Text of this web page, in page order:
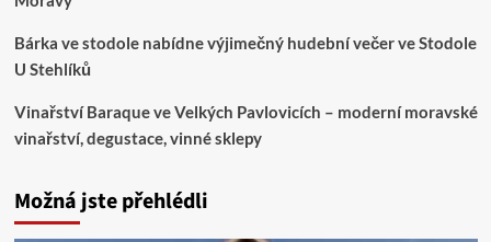
Bárka ve stodole nabídne výjimečný hudební večer ve Stodole
U Stehlíků
Vinařství Baraque ve Velkých Pavlovicích – moderní moravské
vinařství, degustace, vinné sklepy
Možná jste přehlédli